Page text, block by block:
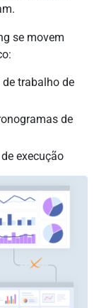
se movem
trabalho de
de
execução